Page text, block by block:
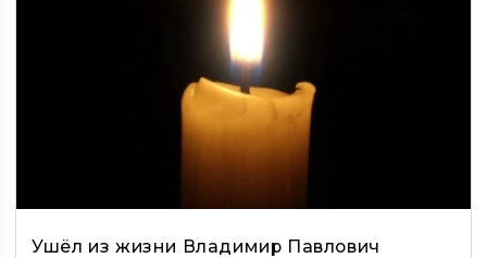
Ушёл из жизни Владимир Павлович